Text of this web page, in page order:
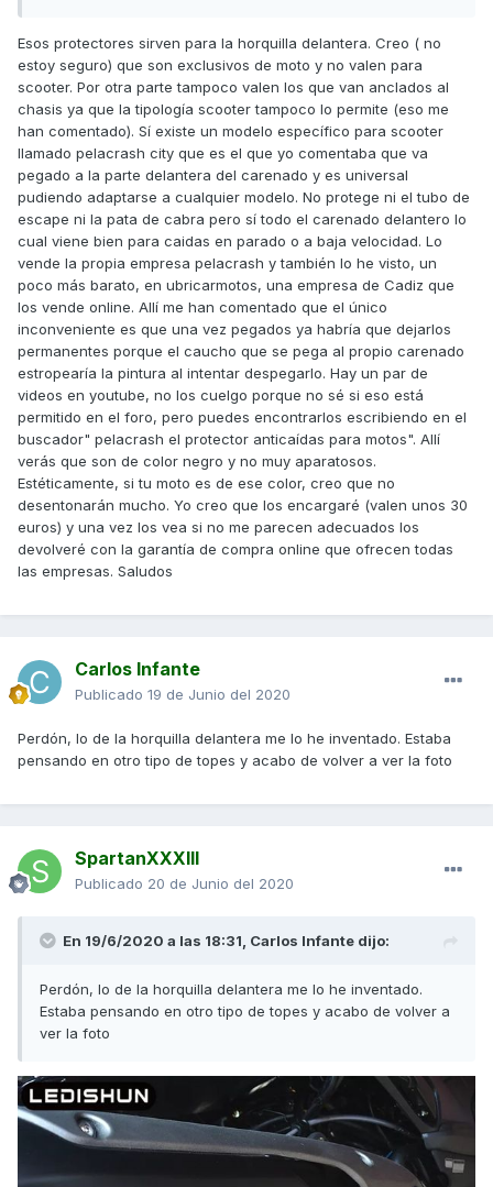
Esos protectores sirven para la horquilla delantera. Creo ( no
estoy seguro) que son exclusivos de moto y no valen para
scooter. Por otra parte tampoco valen los que van anclados al
chasis ya que la tipología scooter tampoco lo permite (eso me
han comentado). Sí existe un modelo específico para scooter
llamado pelacrash city que es el que yo comentaba que va
pegado a la parte delantera del carenado y es universal
pudiendo adaptarse a cualquier modelo. No protege ni el tubo de
escape ni la pata de cabra pero sí todo el carenado delantero lo
cual viene bien para caidas en parado o a baja velocidad. Lo
vende la propia empresa pelacrash y también lo he visto, un
poco más barato, en ubricarmotos, una empresa de Cadiz que
los vende online. Allí me han comentado que el único
inconveniente es que una vez pegados ya habría que dejarlos
permanentes porque el caucho que se pega al propio carenado
estropearía la pintura al intentar despegarlo. Hay un par de
videos en youtube, no los cuelgo porque no sé si eso está
permitido en el foro, pero puedes encontrarlos escribiendo en el
buscador" pelacrash el protector anticaídas para motos". Allí
verás que son de color negro y no muy aparatosos.
Estéticamente, si tu moto es de ese color, creo que no
desentonarán mucho. Yo creo que los encargaré (valen unos 30
euros) y una vez los vea si no me parecen adecuados los
devolveré con la garantía de compra online que ofrecen todas
las empresas. Saludos
Carlos Infante
Publicado 19 de Junio del 2020
Perdón, lo de la horquilla delantera me lo he inventado. Estaba
pensando en otro tipo de topes y acabo de volver a ver la foto
SpartanXXXIII
Publicado 20 de Junio del 2020
En 19/6/2020 a las 18:31, Carlos Infante dijo:
Perdón, lo de la horquilla delantera me lo he inventado.
Estaba pensando en otro tipo de topes y acabo de volver a
ver la foto